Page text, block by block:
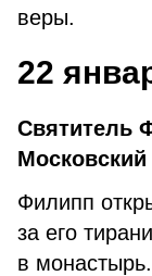
веры.
22
Святитель
Московский
Филипп
за его
в монастырь.